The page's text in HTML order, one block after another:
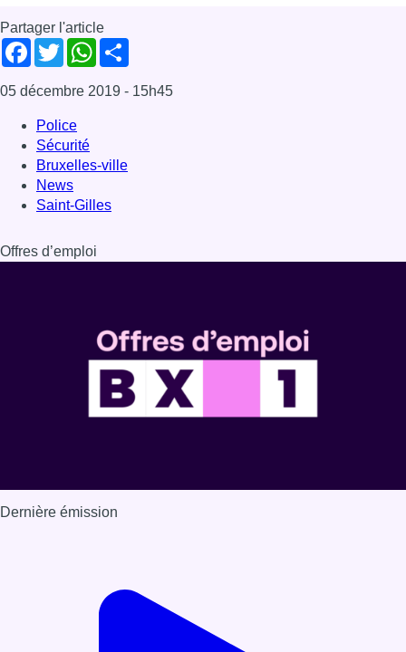
Partager l'article
Facebook
TwitterWhatsApp
05 décembre 2019 - 15h45
Police
Sécurité
Bruxelles-ville
News
Saint-Gilles
Offres d’emploi
Dernière émission